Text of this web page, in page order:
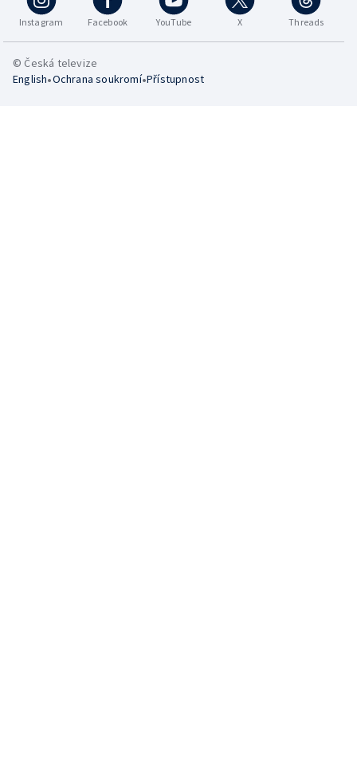
Instagram Facebook YouTube X Threads
© Česká televize
English•Ochrana soukromí•Přístupnost